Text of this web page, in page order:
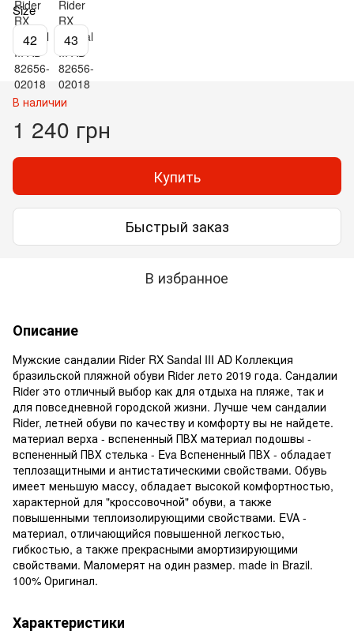
Size
42 43
В наличии
1 240 грн
Купить
Быстрый заказ
В избранное
Описание
Мужские сандалии Rider RX Sandal III AD Коллекция
бразильской пляжной обуви Rider лето 2019 года. Сандалии
Rider это отличный выбор как для отдыха на пляже, так и
для повседневной городской жизни. Лучше чем сандалии
Rider, летней обуви по качеству и комфорту вы не найдете.
материал верха - вспененный ПВХ материал подошвы -
вспененный ПВХ стелька - Eva Вспененный ПВХ - обладает
теплозащитными и антистатическими свойствами. Обувь
имеет меньшую массу, обладает высокой комфортностью,
характерной для "кроссовочной" обуви, а также
повышенными теплоизолирующими свойствами. EVA -
материал, отличающийся повышенной легкостью,
гибкостью, а также прекрасными амортизирующими
свойствами. Маломерят на один размер. made in Brazil.
100% Оригинал.
Характеристики